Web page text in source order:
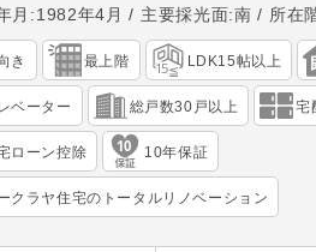
月:1982年4月 主要採光面:南 所在
き 最上階 LDK15帖以上
ベーター 総戸数30戸以上 宅
ローン控除 10年保証
クラヤ住宅のトータルリノベーション